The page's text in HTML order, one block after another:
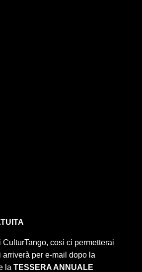
così ci permetterai
arriverà per e-mail dopo la
la TESSERA ANNUALE